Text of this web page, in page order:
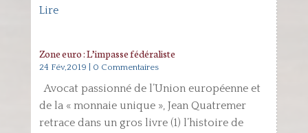
Lire
Zone euro : L’impasse fédéraliste
24 Fév,2019 | 0 Commentaires
Avocat passionné de l’Union européenne et
de la « monnaie unique », Jean Quatremer
retrace dans un gros livre (1) l’histoire de